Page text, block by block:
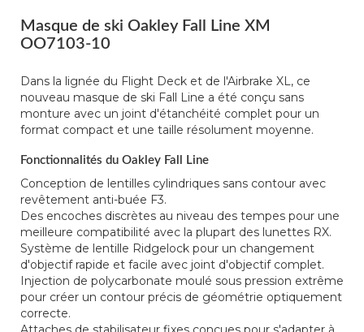
Masque de ski Oakley Fall Line XM
OO7103-10
Dans la lignée du Flight Deck et de l'Airbrake XL, ce
nouveau masque de ski Fall Line a été conçu sans
monture avec un joint d'étanchéité complet pour un
format compact et une taille résolument moyenne.
Fonctionnalités du Oakley Fall Line
Conception de lentilles cylindriques sans contour avec
revêtement anti-buée F3.
Des encoches discrètes au niveau des tempes pour une
meilleure compatibilité avec la plupart des lunettes RX.
Système de lentille Ridgelock pour un changement
d'objectif rapide et facile avec joint d'objectif complet.
Injection de polycarbonate moulé sous pression extrême
pour créer un contour précis de géométrie optiquement
correcte.